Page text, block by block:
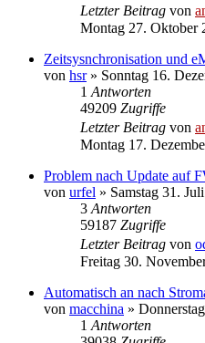
Letzter Beitrag von
Montag 27. Oktober
Zeitsysnchronisation und
von hsr» Sonntag 16.
1 Antworten
49209 Zugriffe
Letzter Beitrag von
Montag 17.
Problem nach Update auf
von urfel » Samstag 31.
3 Antworten
59187 Zugriffe
Letzter Beitrag von
Freitag 30.
Automatisch an nach
von macchina »
1 Antworten